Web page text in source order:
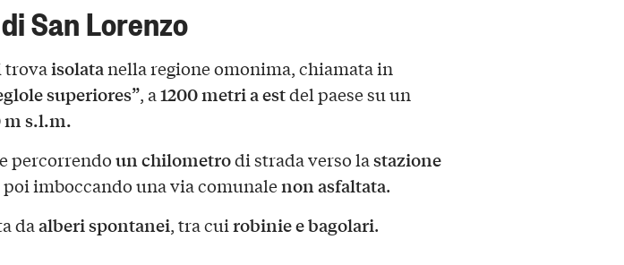
San Lorenzo
trovaisolatanella regione omonima, chiamata in
superiores”, a1200 metri a estdel paese su un
m s.l.m.
percorrendoun chilometrodi strada verso lastazione
poi imboccando una via comunalenon asfaltata.
daalberi spontanei, tra cuirobinie e bagolari.